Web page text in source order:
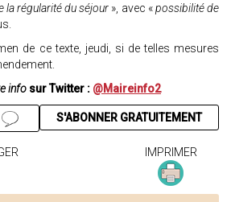
la régularité du séjour », avec «possibilité de
de ce texte, jeudi, si de telles mesures
info sur Twitter : @Maireinfo2
S'ABONNER GRATUITEMENT
IMPRIMER